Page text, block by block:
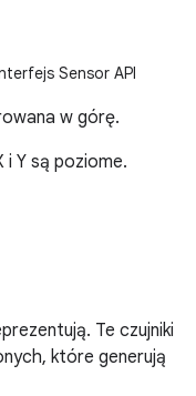
Sensor API
w górę.
i Y są poziome.
Te czujniki
które generują